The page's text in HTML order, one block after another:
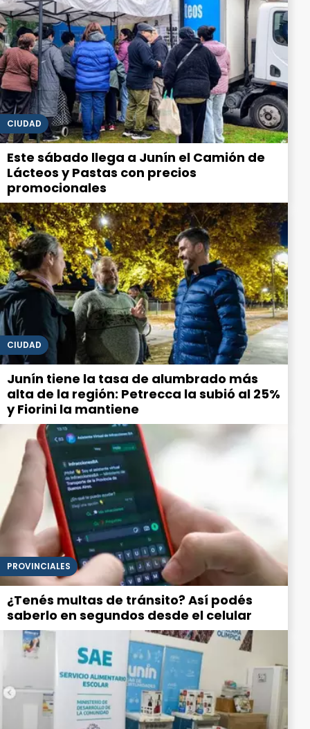
CIUDAD
Este sábado llega a Junín el Camión de
Lácteos y Pastas con precios
promocionales
CIUDAD
Junín tiene la tasa de alumbrado más
alta de la región: Petrecca la subió al 25%
y Fiorini la mantiene
PROVINCIALES
¿Tenés multas de tránsito? Así podés
saberlo en segundos desde el celular